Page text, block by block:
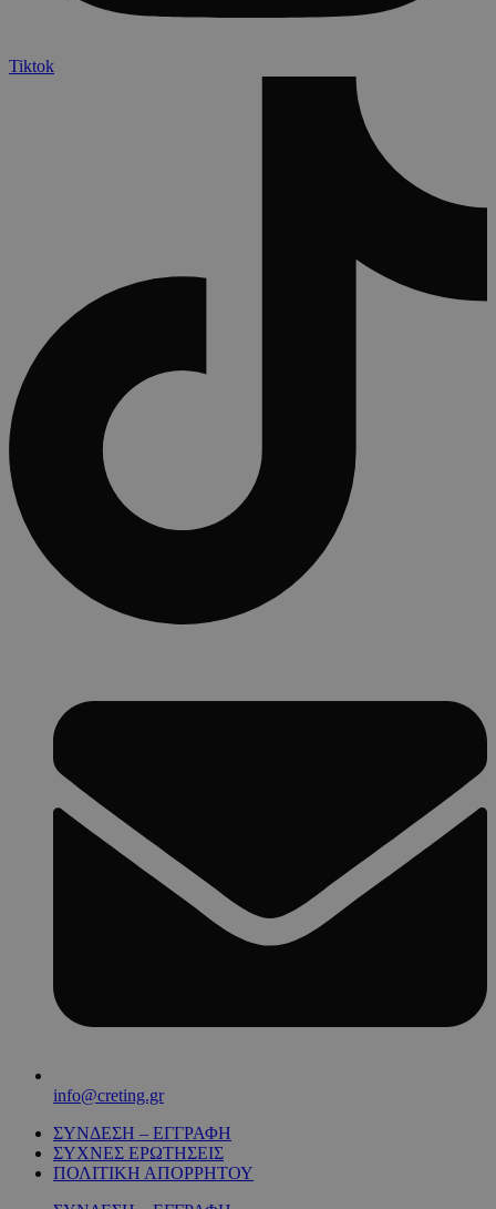
Tiktok
info@creting.gr
ΣΥΝΔΕΣΗ – ΕΓΓΡΑΦΗ
ΣΥΧΝΕΣ ΕΡΩΤΗΣΕΙΣ
ΠΟΛΙΤΙΚΗ ΑΠΟΡΡΗΤΟΥ